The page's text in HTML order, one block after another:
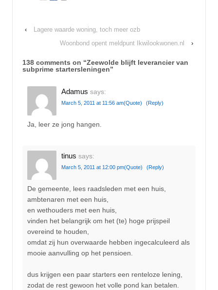
‹
Lagere waarde woning, toch meer ozb
Woonbond opent meldpunt Ikwilookwonen.nl
›
138 comments on “Zeewolde blijft leverancier van
subprime startersleningen”
Adamus says:
March 5, 2011 at 11:56 am(Quote) (Reply)
Ja, leer ze jong hangen.
tinus says:
March 5, 2011 at 12:00 pm(Quote) (Reply)
De gemeente, lees raadsleden met een huis,
ambtenaren met een huis,
en wethouders met een huis,
vinden het belangrijk om het (te) hoge prijspeil
overeind te houden,
omdat zij hun overwaarde hebben ingecalculeerd als
mooie aanvulling op het pensioen.
dus krijgen een paar starters een renteloze lening,
zodat de rest gewoon het volle pond kan betalen.